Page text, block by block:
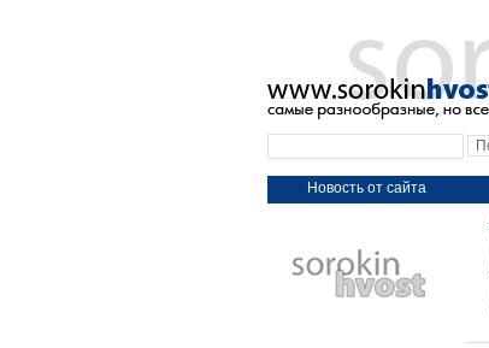
Новость от сайта